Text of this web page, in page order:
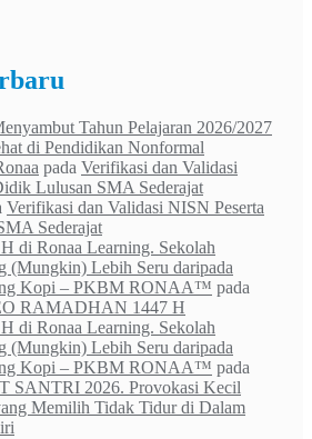
Tahun Pelajaran 2026/2027
di Pendidikan Nonformal
pada Verifikasi dan Validasi
Lulusan SMA Sederajat
Verifikasi dan Validasi NISN Peserta
Sederajat
di Ronaa Learning. Sekolah
(Mungkin) Lebih Seru daripada
Kopi – PKBM RONAA™ pada
RAMADHAN 1447 H
di Ronaa Learning. Sekolah
(Mungkin) Lebih Seru daripada
Kopi – PKBM RONAA™ pada
SANTRI 2026. Provokasi Kecil
Memilih Tidak Tidur di Dalam